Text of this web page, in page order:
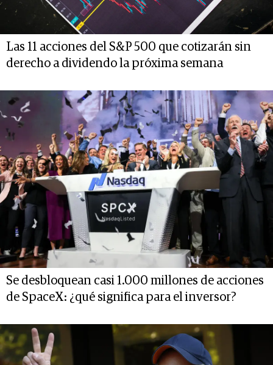
Las 11 acciones del S&P 500 que cotizarán sin
derecho a dividendo la próxima semana
Se desbloquean casi 1.000 millones de acciones
de SpaceX: ¿qué significa para el inversor?